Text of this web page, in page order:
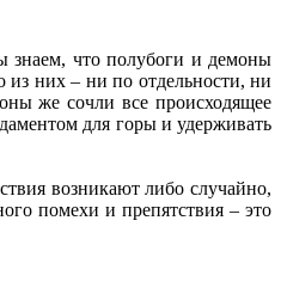
знаем, что полубоги и демоны
из них – ни по отдельности, ни
же сочли все происходящее
для горы и удерживать
возникают либо случайно,
помехи и препятствия – это